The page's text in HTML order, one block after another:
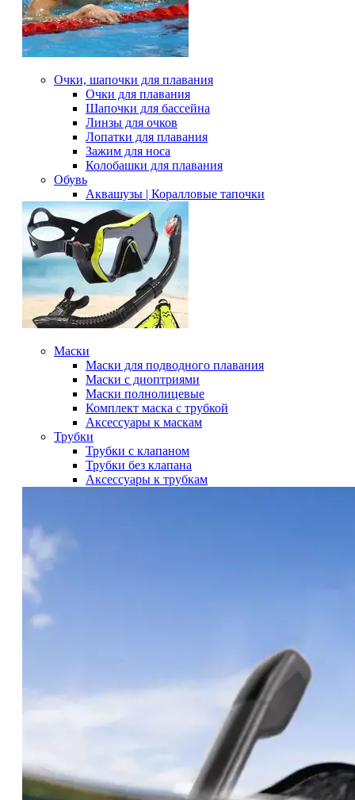
Очки, шапочки для плавания
Очки для плавания
Шапочки для бассейна
Линзы для очков
Лопатки для плавания
Зажим для носа
Колобашки для плавания
Обувь
Аквашузы | Коралловые тапочки
Маски
Маски для подводного плавания
Маски с диоптриями
Маски полнолицевые
Комплект маска с трубкой
Аксессуары к маскам
Трубки
Трубки с клапаном
Трубки без клапана
Аксессуары к трубкам